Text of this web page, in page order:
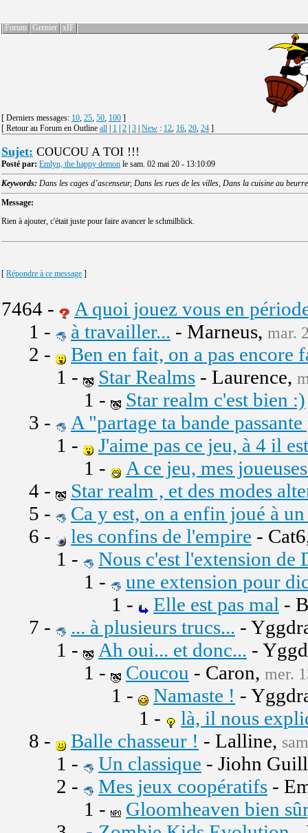
Forum Grenier xIF
[ Derniers messages: 10, 25, 50, 100 ]
[ Retour au Forum en Outline all 1 2 3 New : 12, 16, 20, 24 ]
Sujet: COUCOU A TOI !!!
Posté par: Emlyn, the happy demon le sam. 02 mai 20 - 13:10:09
Keywords: Dans les cages d’ascenseur, Dans les rues de les villes, Dans la cuisine au
Message:
Rien à ajouter, c'était juste pour faire avancer le schmilblick.
[ Répondre à ce message ]
7464 -
A quoi jouez vous en
1 -
à travailler... - Marneus, mar.
2 -
Ben en fait, on a pas encore
1 -
Star Realms - Laurence,
1 - Star realm c'est bien :)
3 -
A "partage ta bande
1 -
J'aime pas ce jeu, à 4 il
1 -
A ce jeu, mes
4 -
Star realm , et des modes
5 -
Ca y est, on a enfin joué à
6 -
les confins de l'empire -
1 -
Nous c'est l'extension de
1 -
une extension pour
1 -
Elle est pas mal -
7 -
... à plusieurs trucs... -
1 -
Ah oui... et donc... -
1 -
Coucou - Caron, mer.
1 - Namaste ! -
1 -
là, il nous
8 -
Balle chasseur ! - Lalline,
1 - Un classique - Jiohn
2 -
Mes jeux coopératifs -
1 -
Gloomheaven bien